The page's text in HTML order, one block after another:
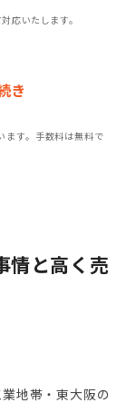
応いたします。
き
ます。手数料は無料で
情と高く売
地帯・東大阪の